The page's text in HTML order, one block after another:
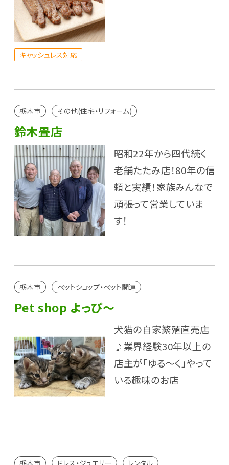
キャッシュレス対応
栃木市 その他(住宅・リフォーム)
鈴木畳店
昭和22年から四代続く
老舗たたみ店！80年の信
頼と実績！家族みんなで
頑張って営業していま
す！
栃木市 ペットショップ・ペット関連
Pet shop よっぴ～
犬猫の自家繁殖直売店
♪業界経験30年以上の
店主が「ゆる～く」やって
いる趣味のお店
栃木市 ドレス・ジュエリー レンタル